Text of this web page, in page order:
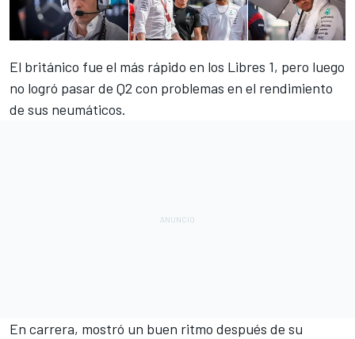
El británico fue el más rápido en los Libres 1, pero luego
no logró pasar de Q2 con problemas en el rendimiento
de sus neumáticos.
En carrera, mostró un buen ritmo después de su